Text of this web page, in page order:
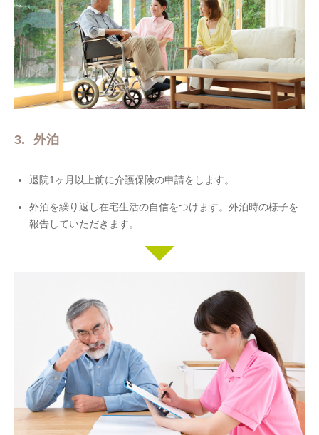
外泊
退院1ヶ月以上前に介護保険の申請をします。
外泊を繰り返し在宅生活の自信をつけます。外泊時の様子を
報告していただきます。